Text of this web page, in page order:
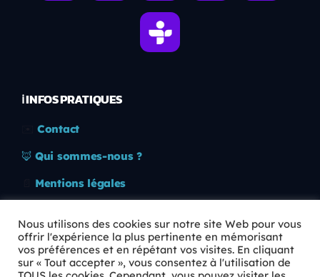
ℹ️ INFOS PRATIQUES
Contact
🦊 Qui sommes-nous ?
Mentions légales
🛡️ RGPD
Copyright © 2026 Animkids. Tous droits réservés.
Nous utilisons des cookies sur notre site Web pour vous
offrir l'expérience la plus pertinente en mémorisant
vos préférences et en répétant vos visites. En cliquant
sur « Tout accepter », vous consentez à l'utilisation de